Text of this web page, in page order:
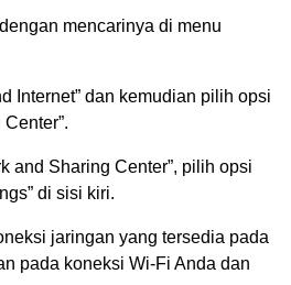
mencarinya di menu
Internet” dan kemudian pilih opsi
and Sharing Center”, pilih opsi
di sisi kiri.
jaringan yang tersedia pada
pada koneksi Wi-Fi Anda dan